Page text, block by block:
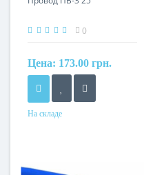
0
Цена: 173.00 грн.
На складе